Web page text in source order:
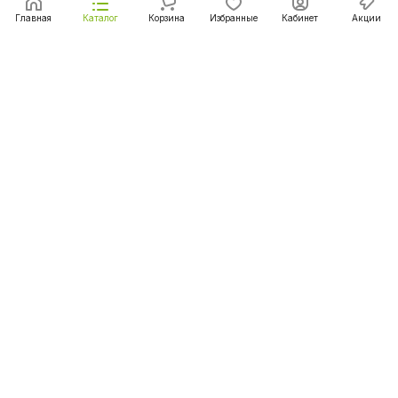
Главная Каталог Корзина Избранные Кабинет Акции